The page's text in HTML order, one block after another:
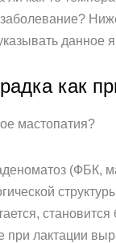
заболевание?
данное
как
мастопатия?
(ФБК,
при лактации